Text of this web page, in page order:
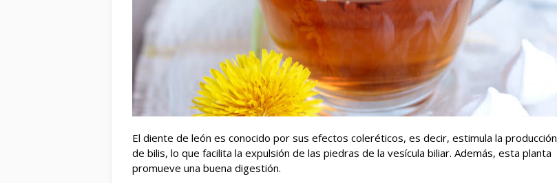
El diente de león es conocido por sus efectos coleréticos, es decir, estimula la producción
de bilis, lo que facilita la expulsión de las piedras de la vesícula biliar. Además, esta planta
promueve una buena digestión.